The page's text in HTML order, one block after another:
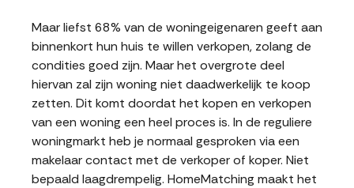
Maar liefst 68% van de woningeigenaren geeft aan
binnenkort hun huis te willen verkopen, zolang de
condities goed zijn. Maar het overgrote deel
hiervan zal zijn woning niet daadwerkelijk te koop
zetten. Dit komt doordat het kopen en verkopen
van een woning een heel proces is. In de reguliere
woningmarkt heb je normaal gesproken via een
makelaar contact met de verkoper of koper. Niet
bepaald laagdrempelig. HomeMatching maakt het